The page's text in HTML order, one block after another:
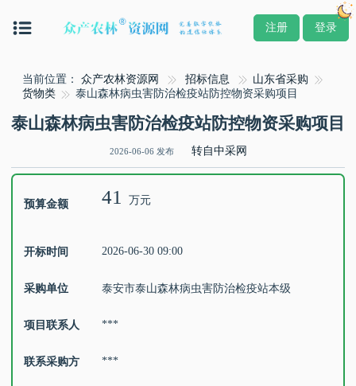
注册 登录
当前位置： 众产农林资源网 招标信息
山东省采购
货物类
泰山森林病虫害防治检疫站防控物资采购项目
泰山森林病虫害防治检疫站防控物资采购项目
2026-06-06 发布 转自中采网
预算金额 41 万元
开标时间 2026-06-30 09:00
采购单位 泰安市泰山森林病虫害防治检疫站本级
项目联系人 ***
联系采购方 ***